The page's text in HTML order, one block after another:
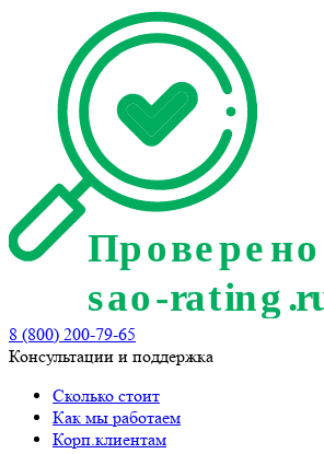
8 (800) 200-79-65
Консультации и поддержка
Сколько стоит
Как мы работаем
Корп.клиентам